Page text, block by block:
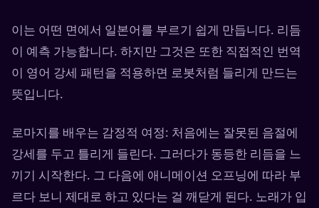
이는 어떤 면에서 일본어를 부르기 쉽게 만듭니다. 리듬
이 예측 가능합니다. 하지만 그것은 또한 직접적인 번역
이 영어 강세 패턴을 적용하면 로봇처럼 들리게 만드는
뜻입니다.
로마지를 배우는 감정적 여정: 처음에는 잘못된 음절에
강세를 두고 틀리게 들린다. 그러다가 동등한 리듬을 느
끼기 시작한다. 그 다음에 애니메이션 오프닝에 따라 부
르다 보니 제대로 하고 있다는 걸 깨닫게 된다. 노래가 입